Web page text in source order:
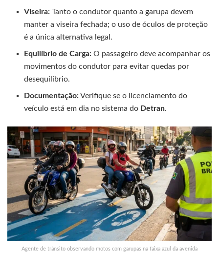
Viseira: Tanto o condutor quanto a garupa devem
manter a viseira fechada; o uso de óculos de proteção
é a única alternativa legal.
Equilíbrio de Carga: O passageiro deve acompanhar os
movimentos do condutor para evitar quedas por
desequilíbrio.
Documentação:Verifique se o licenciamento do
veículo está em dia no sistema do Detran.
Agente de trânsito observando motos com garupas na faixa azul da avenida